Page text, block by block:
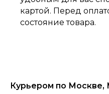
картой. Перед
состояние товара.
Курьером по Москве,